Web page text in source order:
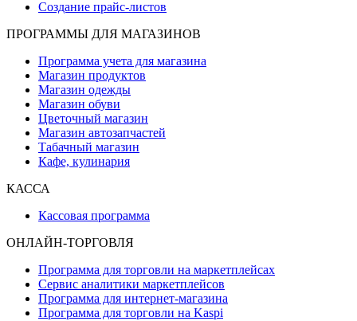
Создание прайс-листов
ПРОГРАММЫ ДЛЯ МАГАЗИНОВ
Программа учета для магазина
Магазин продуктов
Магазин одежды
Магазин обуви
Цветочный магазин
Магазин автозапчастей
Табачный магазин
Кафе, кулинария
КАССА
Кассовая программа
ОНЛАЙН-ТОРГОВЛЯ
Программа для торговли на маркетплейсах
Сервис аналитики маркетплейсов
Программа для интернет-магазина
Программа для торговли на Kaspi